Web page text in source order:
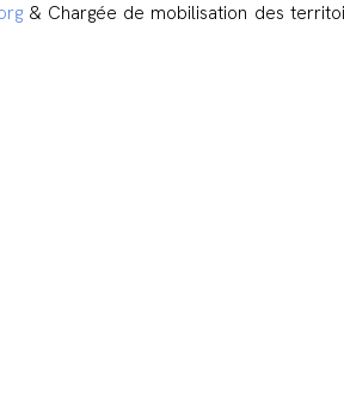
& Chargée de mobilisation des